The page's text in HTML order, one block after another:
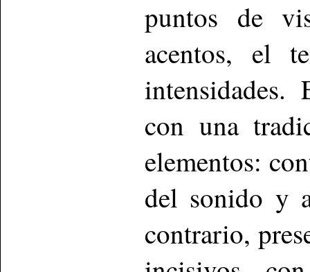
puntos de
acentos, el
con una
elementos:
del sonido y
contrario,